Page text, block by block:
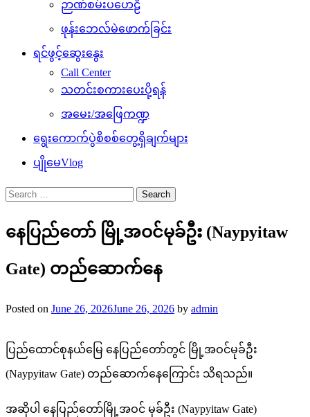
ဉာဏ်စမ်းပဟေဠိ
ဖုန်းဘေလ်မဲဖောက်ခြင်း
ရင်ဖွင့်ဆွေးနွေး
Call Center
သတင်းစကားပေးပို့ရန်
အမေး/အဖြေကဏ္ဍ
ရွေးကောက်ပွဲစိစစ်တွေ့ရှိချက်များ
ပျိုမေVlog
Search
for:
နေပြည်တော် မြို့အဝင်မုခ်ဦး (Naypyitaw
Gate) တည်ဆောက်နေ
Posted on June 26, 2026June 26, 2026 by admin
ပြည်ထောင်စုနယ်မြေ နေပြည်တော်တွင် မြို့အဝင်မုခ်ဦး
(Naypyitaw Gate) တည်ဆောက်နေ​ကြောင်း သိရသည်။
အဆိုပါ နေပြည်တော်မြို့အဝင် မုခ်ဦး (Naypyitaw Gate)